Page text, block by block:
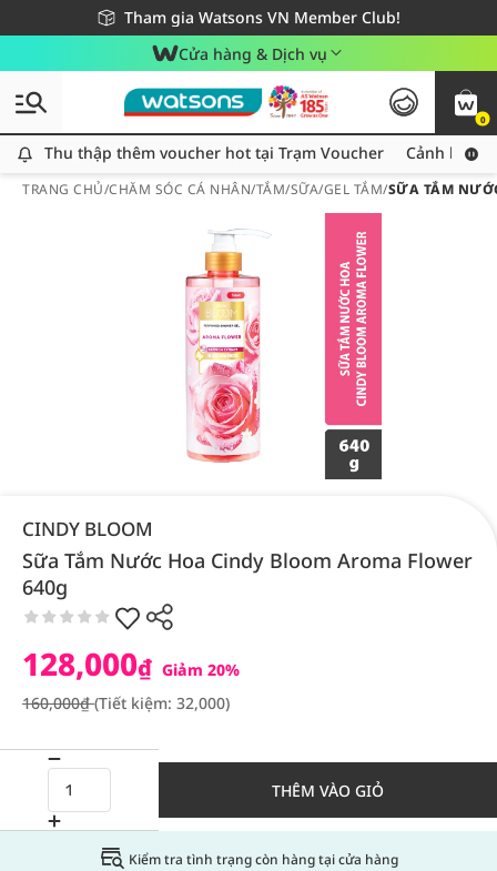
Tham gia Watsons VN Member Club!
Miễn phí giao hàng cho đơn hàng từ 249,000Đ
Giao hàng nhanh 24h - Áp dụng khu vực TP. Hồ Chí Minh
Cửa hàng & Dịch vụ
0
Thu thập thêm voucher hot tại Trạm Voucher
Thu thập thêm voucher hot tại Trạm Voucher Cảnh báo
TRANG CHỦ/CHĂM SÓC CÁ NHÂN/TẮM/SỮA/GEL TẮM/SỮA TẮM
CINDY BLOOM
Sữa Tắm Nước Hoa Cindy Bloom Aroma Flower
640g
128,000₫ Giảm 20%
160,000₫(Tiết kiệm: 32,000)
THÊM VÀO GIỎ
Kiểm tra tình trạng còn hàng tại cửa hàng